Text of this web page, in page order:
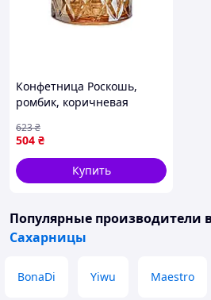
Конфетница Роскошь,
ромбик, коричневая
504 ₴
623₴
Купить
Популярные производители
Сахарницы
BonaDi Yiwu Maestro